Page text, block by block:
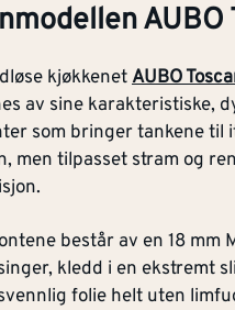
AUBO
kjøkkenetAUBO
av sine karakteristiske,
som bringer tankene til
men tilpasset stram og
består av en 18 mm
kledd i en ekstremt
folie helt uten